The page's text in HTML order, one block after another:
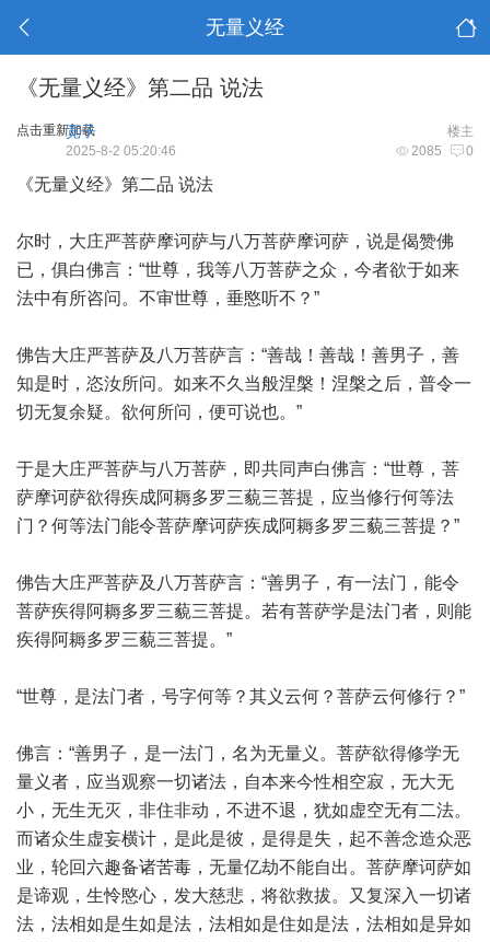
无量义经
《无量义经》第二品 说法
点击重新加载 楼主
宽子
2085 0
2025-8-2 05:20:46
《无量义经》第二品 说法
尔时，大庄严菩萨摩诃萨与八万菩萨摩诃萨，说是偈赞佛
已，俱白佛言：“世尊，我等八万菩萨之众，今者欲于如来
法中有所咨问。不审世尊，垂愍听不？”
佛告大庄严菩萨及八万菩萨言：“善哉！善哉！善男子，善
知是时，恣汝所问。如来不久当般涅槃！涅槃之后，普令一
切无复余疑。欲何所问，便可说也。”
于是大庄严菩萨与八万菩萨，即共同声白佛言：“世尊，菩
萨摩诃萨欲得疾成阿耨多罗三藐三菩提，应当修行何等法
门？何等法门能令菩萨摩诃萨疾成阿耨多罗三藐三菩提？”
佛告大庄严菩萨及八万菩萨言：“善男子，有一法门，能令
菩萨疾得阿耨多罗三藐三菩提。若有菩萨学是法门者，则能
疾得阿耨多罗三藐三菩提。”
“世尊，是法门者，号字何等？其义云何？菩萨云何修行？”
佛言：“善男子，是一法门，名为无量义。菩萨欲得修学无
量义者，应当观察一切诸法，自本来今性相空寂，无大无
小，无生无灭，非住非动，不进不退，犹如虚空无有二法。
而诸众生虚妄横计，是此是彼，是得是失，起不善念造众恶
业，轮回六趣备诸苦毒，无量亿劫不能自出。菩萨摩诃萨如
是谛观，生怜愍心，发大慈悲，将欲救拔。又复深入一切诸
法，法相如是生如是法，法相如是住如是法，法相如是异如